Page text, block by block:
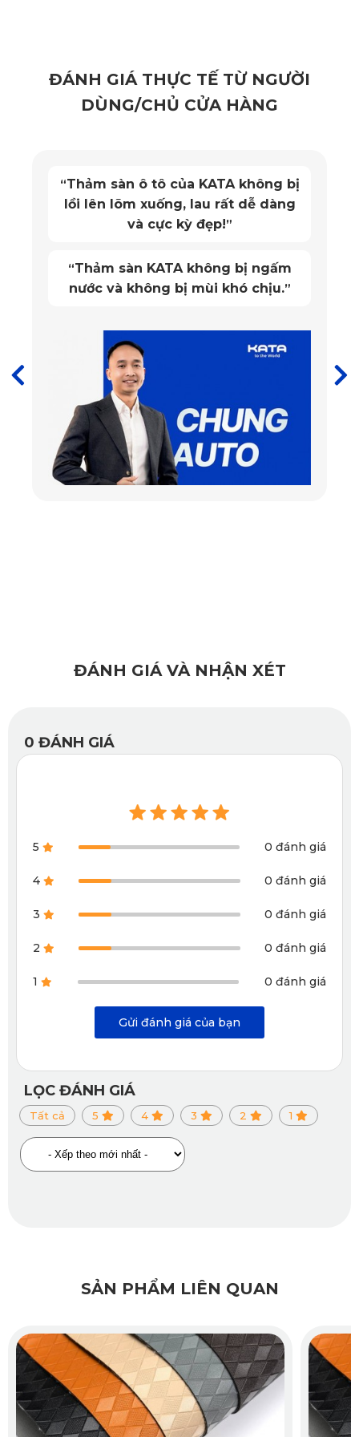
Bên dưới là lớp đế Knitted Backing mềm dẻo, đàn hồi tốt,
tạo độ bám chắc chắn với mặt sàn. Dù bạn đi mưa hay di
Đặc biệt, khả năng kháng khuẩn của thảm giúp ngăn chặn
sự phát triển của nấm mốc và vi khuẩn, tạo nên môi trường
1.3. Sử dụng chất liệu an toàn, không mùi khó
chịu, không ảnh hưởng đến sức khỏe
So với các loại thảm cao su truyền thống dễ sinh mùi khó
chịu, thảm sàn ô tô 360 độ Renault Kiger của KATA hoàn
toàn không mùi nhờ sử dụng nguyên liệu đạt tiêu chuẩn an
toàn châu Âu. Bạn sẽ không còn cảm giác khó chịu khi
bước vào xe dưới trời nắng, đồng thời yên tâm hơn nếu xe
Thảm sàn ô tô 360 độ Renault Kiger của KATA không mùi
1.4. Làm sạch nhanh chóng
Một trong những điểm cộng lớn nhất của thảm sàn ô tô 360
cần khăn ẩm hoặc máy hút bụi là bạn có thể dễ dàng làm
sạch toàn bộ bề mặt. Nếu cần vệ sinh kỹ hơn, thảm có thể
được tháo rời nhanh chóng mà không cần tháo ghế hay sử
dụng công cụ hỗ trợ. Việc chăm sóc xe hàng tuần sẽ trở nên
dễ dàng hơn bao giờ hết.
nhưng khi kết hợp với bộ thảm sàn 360 của KATA, toàn bộ
Mặt thảm được may viền tỉ mỉ, họa tiết kim cương hiện đại
cùng màu sắc hài hòa giúp tạo điểm nhấn đặc biệt cho
không gian bên trong xe. Đây là chi tiết nhỏ nhưng có thể
tạo ra sự khác biệt lớn, đặc biệt với những ai quan tâm đến
ĐÁNH GIÁ THỰC TẾ TỪ NGƯỜI
DÙNG/CHỦ CỬA HÀNG
“Thảm sàn ô tô của KATA không bị
lồi lên lõm xuống, lau rất dễ dàng
và cực kỳ đẹp!”
“Thảm sàn KATA không bị ngấm
nước và không bị mùi khó chịu.”
ĐÁNH GIÁ VÀ NHẬN XÉT
0 ĐÁNH GIÁ
5 0 đánh giá
4 0 đánh giá
3 0 đánh giá
2 0 đánh giá
1 0 đánh giá
Gửi đánh giá của bạn
LỌC ĐÁNH GIÁ
Tất cả 5 4 3 2 1
SẢN PHẨM LIÊN QUAN